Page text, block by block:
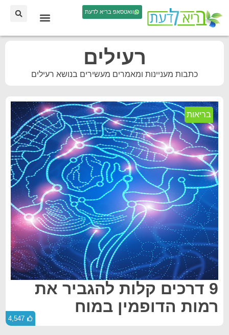
וואטסאפ בריא לדעת
רעילים
כתבות מעניינות ומאמרים מעשירים בנושא רעילים
בריאות
9 דרכים קלות להגביר את
רמות הדופמין במוח
4,547